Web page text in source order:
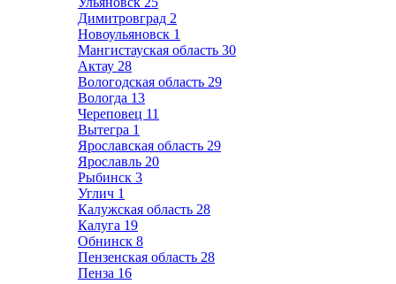
Димитровград 2
Новоульяновск 1
Мангистауская область 30
Актау 28
Вологодская область 29
Вологда 13
Череповец 11
Вытегра 1
Ярославская область 29
Ярославль 20
Рыбинск 3
Углич 1
Калужская область 28
Калуга 19
Обнинск 8
Пензенская область 28
Пенза 16